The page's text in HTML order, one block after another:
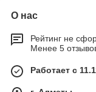
О нас
Рейтинг не
Менее 5
Работает с